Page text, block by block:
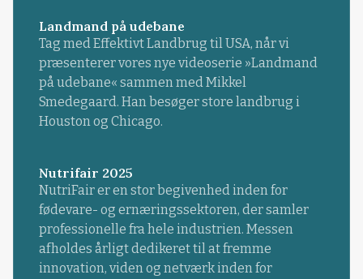
Landmand på udebane
Tag med Effektivt Landbrug til USA, når vi
præsenterer vores nye videoserie »Landmand
på udebane« sammen med Mikkel
Smedegaard. Han besøger store landbrug i
Houston og Chicago.
Nutrifair 2025
NutriFair er en stor begivenhed inden for
fødevare- og ernæringssektoren, der samler
professionelle fra hele industrien. Messen
afholdes årligt dedikeret til at fremme
innovation, viden og netværk inden for